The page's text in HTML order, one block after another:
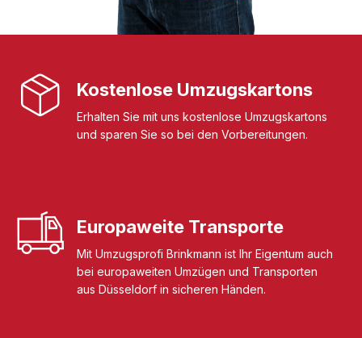
Kostenlose Umzugskartons
Erhalten Sie mit uns kostenlose Umzugskartons
und sparen Sie so bei den Vorbereitungen.
Europaweite Transporte
Mit Umzugsprofi Brinkmann ist Ihr Eigentum auch
bei europaweiten Umzügen und Transporten
aus Düsseldorf in sicheren Händen.